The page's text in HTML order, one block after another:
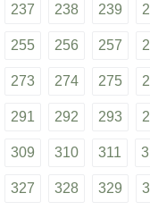
237 238 239
255 256 257
273 274 275
291 292 293
309 310 311
327 328 329